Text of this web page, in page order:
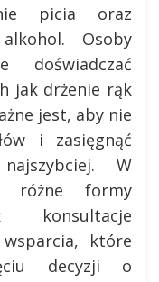
picia oraz
Osoby
doświadczać
jak drżenie rąk
jest, aby nie
i zasięgnąć
W
różne formy
które
decyzji o